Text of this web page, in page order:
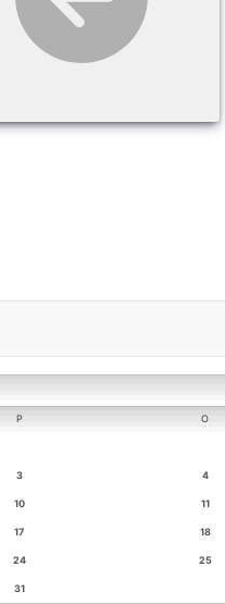
P O
3 4
10 11
17 18
24 25
31